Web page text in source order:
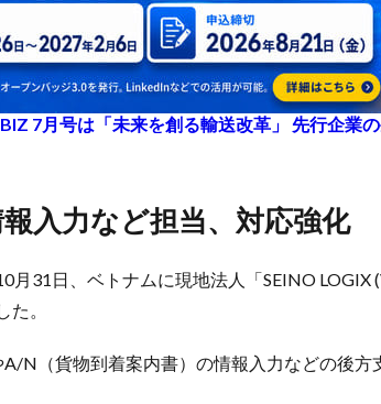
7月号は「未来を創る輸送改革」 先行企業
報入力など担当、対応強化
月31日、ベトナムに現地法人「SEINO
。
N（貨物到着案内書）の情報入力などの後方